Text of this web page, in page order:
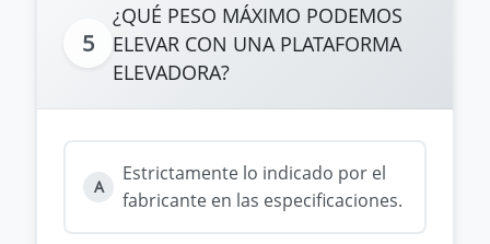
5
¿QUÉ PESO MÁXIMO PODEMOS
ELEVAR CON UNA PLATAFORMA
ELEVADORA?
A
Estrictamente lo indicado por el
fabricante en las especificaciones.